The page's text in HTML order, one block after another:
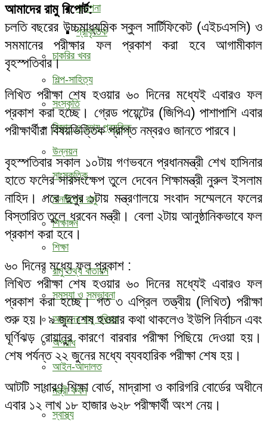
স্থাপনা
প্রাকৃতিক
চাকরির খবর
শিল্প-সাহিত্য
সংস্কৃতি
বিজ্ঞান ও তথ্য প্রযুক্তি
উন্নয়ন
সাংস্কৃতিক
মানচিত্রে রামু
শিক্ষাঙ্গন
শিক্ষা
রামু তথ্য বাতায়ন
সমস্যা ও সম্ভাবনা
আমাদের রামু পরিবার
অপরাধ
আইন-আদালত
মন্ত্রী কথন
স্বাস্থ্য
আমাদের রামু রিপোর্ট:
চলতি বছরের উচ্চমাধ্যমিক স্কুল সার্টিফিকেট (এইচএসসি) ও
সমমানের পরীক্ষার ফল প্রকাশ করা হবে আগামীকাল
বৃহস্পতিবার।
লিখিত পরীক্ষা শেষ হওয়ার ৬০ দিনের মধ্যেই এবারও ফল
প্রকাশ করা হচ্ছে। গ্রেড পয়েন্টের (জিপিএ) পাশাপাশি এবার
পরীক্ষার্থীরা বিষয়ভিত্তিক প্রাপ্ত নম্বরও জানতে পারবে।
বৃহস্পতিবার সকাল ১০টায় গণভবনে প্রধানমন্ত্রী শেখ হাসিনার
হাতে ফলের সারসংক্ষেপ তুলে দেবেন শিক্ষামন্ত্রী নুরুল ইসলাম
নাহিদ। পরে দুপুর ১টায় মন্ত্রণালয়ে সংবাদ সম্মেলনে ফলের
বিস্তারিত তুলে ধরবেন মন্ত্রী। বেলা ২টায় আনুষ্ঠানিকভাবে ফল
প্রকাশ করা হবে।
৬০ দিনের মধ্যে ফল প্রকাশ :
লিখিত পরীক্ষা শেষ হওয়ার ৬০ দিনের মধ্যেই এবারও ফল
প্রকাশ করা হচ্ছে। গত ৩ এপ্রিল তত্ত্বীয় (লিখিত) পরীক্ষা
শুরু হয়। ৯ জুন শেষ হওয়ার কথা থাকলেও ইউপি নির্বাচন এবং
ঘূর্ণিঝড় রোয়ানুর কারণে বারবার পরীক্ষা পিছিয়ে দেওয়া হয়।
শেষ পর্যন্ত ২২ জুনের মধ্যে ব্যবহারিক পরীক্ষা শেষ হয়।
আটটি সাধারণ শিক্ষা বোর্ড, মাদ্রাসা ও কারিগরি বোর্ডের অধীনে
এবার ১২ লাখ ১৮ হাজার ৬২৮ পরীক্ষার্থী অংশ নেয়।